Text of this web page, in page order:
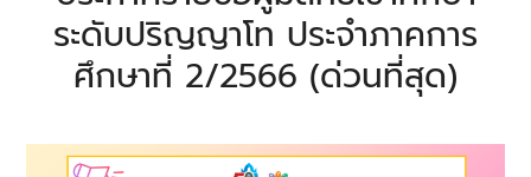
ระดับปริญญาโท ประจำภาคการ
ศึกษาที่ 2/2566 (ด่วนที่สุด)